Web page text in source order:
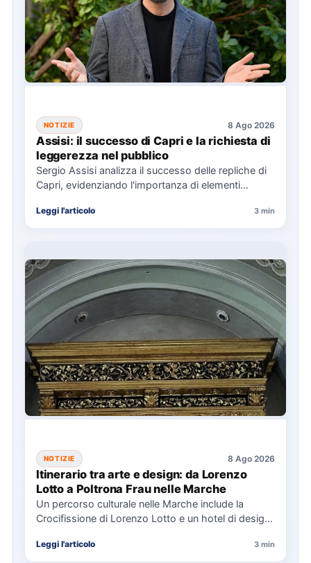
NOTIZIE 8 Ago 2026
Assisi: il successo di Capri e la richiesta di
leggerezza nel pubblico
Sergio Assisi analizza il successo delle repliche di
Capri, evidenziando l'importanza di elementi
Leggi l'articolo 3 min
NOTIZIE 8 Ago 2026
Itinerario tra arte e design: da Lorenzo
Lotto a Poltrona Frau nelle Marche
Un percorso culturale nelle Marche include la
Crocifissione di Lorenzo Lotto e un hotel di design,
Leggi l'articolo 3 min